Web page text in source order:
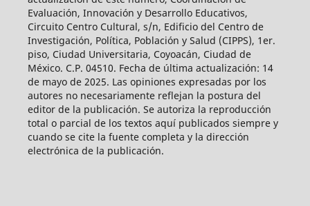
Evaluación, Innovación y Desarrollo Educativos,
Circuito Centro Cultural, s/n, Edificio del Centro de
Investigación, Política, Población y Salud (CIPPS), 1er.
piso, Ciudad Universitaria, Coyoacán, Ciudad de
México. C.P. 04510. Fecha de última actualización: 14
de mayo de 2025. Las opiniones expresadas por los
autores no necesariamente reflejan la postura del
editor de la publicación. Se autoriza la reproducción
total o parcial de los textos aquí publicados siempre y
cuando se cite la fuente completa y la dirección
electrónica de la publicación.